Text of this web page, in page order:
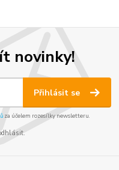
novinky!
Přihlásit se
za účelem rozesílky newsletteru.